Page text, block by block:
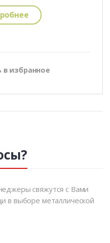
избранное
свяжутся с Вами
в выборе металлической